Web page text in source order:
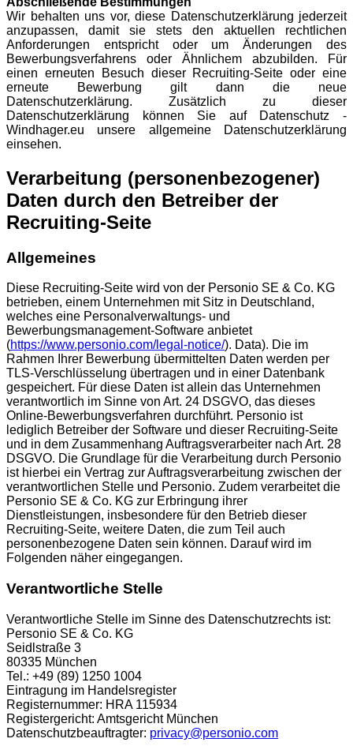
Wir behalten uns vor, diese Datenschutzerklärung jederzeit
anzupassen, damit sie stets den aktuellen rechtlichen
Anforderungen entspricht oder um Änderungen des
Bewerbungsverfahrens oder Ähnlichem abzubilden. Für
einen erneuten Besuch dieser Recruiting-Seite oder eine
erneute Bewerbung gilt dann die neue
Datenschutzerklärung. Zusätzlich zu dieser
Datenschutzerklärung können Sie auf Datenschutz -
Windhager.eu unsere allgemeine Datenschutzerklärung
einsehen.
Verarbeitung (personenbezogener)
Daten durch den Betreiber der
Recruiting-Seite
Allgemeines
Diese Recruiting-Seite wird von der Personio SE & Co. KG
betrieben, einem Unternehmen mit Sitz in Deutschland,
welches eine Personalverwaltungs- und
Bewerbungsmanagement-Software anbietet
(https://www.personio.com/legal-notice/). Data). Die im
Rahmen Ihrer Bewerbung übermittelten Daten werden per
TLS-Verschlüsselung übertragen und in einer Datenbank
gespeichert. Für diese Daten ist allein das Unternehmen
verantwortlich im Sinne von Art. 24 DSGVO, das dieses
Online-Bewerbungsverfahren durchführt. Personio ist
lediglich Betreiber der Software und dieser Recruiting-Seite
und in dem Zusammenhang Auftragsverarbeiter nach Art. 28
DSGVO. Die Grundlage für die Verarbeitung durch Personio
ist hierbei ein Vertrag zur Auftragsverarbeitung zwischen der
verantwortlichen Stelle und Personio. Zudem verarbeitet die
Personio SE & Co. KG zur Erbringung ihrer
Dienstleistungen, insbesondere für den Betrieb dieser
Recruiting-Seite, weitere Daten, die zum Teil auch
personenbezogene Daten sein können. Darauf wird im
Folgenden näher eingegangen.
Verantwortliche Stelle
Verantwortliche Stelle im Sinne des Datenschutzrechts ist:
Personio SE & Co. KG
Seidlstraße 3
80335 München
Tel.: +49 (89) 1250 1004
Eintragung im Handelsregister
Registernummer: HRA 115934
Registergericht: Amtsgericht München
Datenschutzbeauftragter: privacy@personio.com